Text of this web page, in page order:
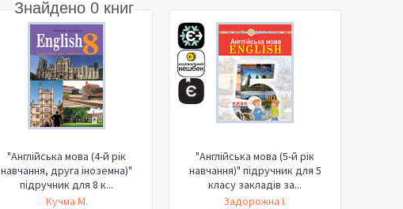
Знайдено 0 книг
"Англійська мова (4-й рік
навчання, друга іноземна)"
підручник для 8 к...
Кучма М.
"Англійська мова (5-й рік
навчання)" підручник для 5
класу закладів за...
Задорожна І.